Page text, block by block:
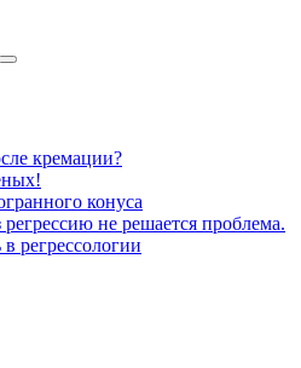
кремации?
конуса
регрессию не решается проблема.
регрессологии